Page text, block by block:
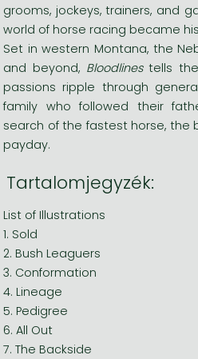
grooms, jockeys, trainers, and
world of horse racing became
Set in western Montana, the
and beyond, Bloodlinestells
passions ripple through
family who followed their
search of the fastest horse, the
payday.
Tartalomjegyzék:
List of Illustrations
1. Sold
2. Bush Leaguers
3. Conformation
4. Lineage
5. Pedigree
6. All Out
7. The Backside